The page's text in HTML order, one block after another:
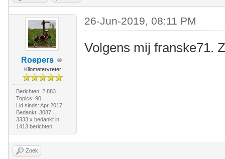
Roepers
Kilometervreter
Berichten: 2.883
Topics: 90
Lid sinds: Apr 2017
Bedankt: 3087
3333 x bedankt in
1413 berichten
26-Jun-2019, 08:11 PM
Volgens mij franske71.
Zoek